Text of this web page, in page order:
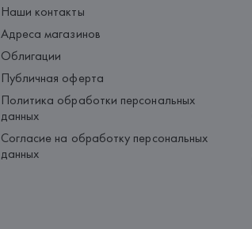
Наши контакты
Адреса магазинов
Облигации
Публичная оферта
Политика обработки персональных
данных
Согласие на обработку персональных
данных